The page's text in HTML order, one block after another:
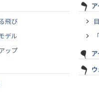
飛び
デル
ップ